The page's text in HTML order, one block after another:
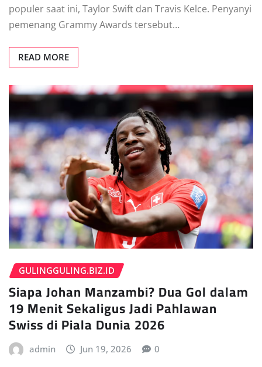
populer saat ini, Taylor Swift dan Travis Kelce. Penyanyi
pemenang Grammy Awards tersebut…
READ MORE
GULINGGULING.BIZ.ID
Siapa Johan Manzambi? Dua Gol dalam
19 Menit Sekaligus Jadi Pahlawan
Swiss di Piala Dunia 2026
admin Jun 19, 2026 0